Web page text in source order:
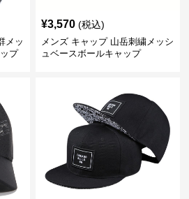
メッ
プ
¥3,570 (税込)
メンズ キャップ 山岳刺繍メッシ
ュベースボールキャップ